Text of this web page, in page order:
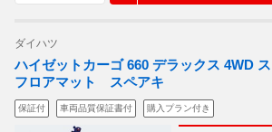
ダイハツ
ハイゼットカーゴ 660 デラックス 4WD
フロアマット スペアキ
保証付 車両品質保証書付 購入プラン付き